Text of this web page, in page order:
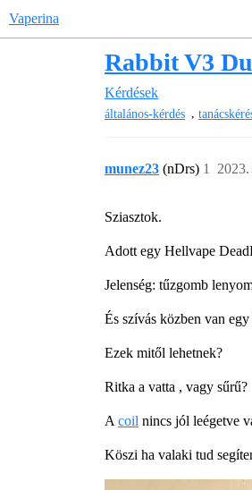
Vaperina
Rabbit V3
Kérdések
általános-kérdés ,
munez23 (nDrs) 1
Sziasztok.
Adott egy Hellvape
Jelenség: tűzgomb
És szívás közben van
Ezek mitől lehetnek?
Ritka a vatta , vagy sűrű?
A coil nincs jól leégetve
Köszi ha valaki tud